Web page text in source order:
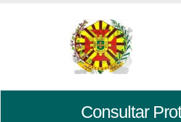
Consultar